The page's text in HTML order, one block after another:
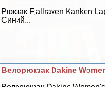
Рюкзак Fjallraven Kanken
Синий...
Велорюкзак Dakine